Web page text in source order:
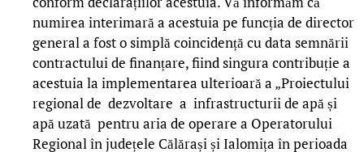
numirea interimară a acestuia pe funcția de director
general a fost o simplă coincidență cu data semnării
contractului de finanțare, fiind singura contribuție a
acestuia la implementarea ulterioară a „Proiectului
regional de dezvoltare a infrastructurii de apă și
apă uzată pentru aria de operare a Operatorului
Regional în județele Călărași și Ialomița în perioada